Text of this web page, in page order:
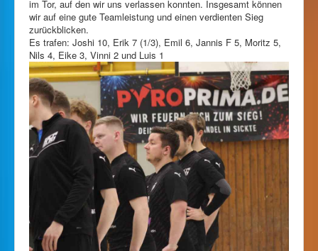
im Tor, auf den wir uns verlassen konnten. Insgesamt können
wir auf eine gute Teamleistung und einen verdienten Sieg
zurückblicken.
Es trafen: Joshi 10, Erik 7 (1/3), Emil 6, Jannis F 5, Moritz 5,
Nils 4, Eike 3, Vinni 2 und Luis 1